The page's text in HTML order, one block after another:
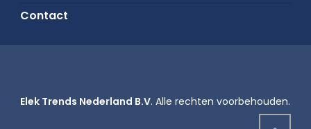
Contact
Elek Trends Nederland B.V. Alle rechten voorbehouden.